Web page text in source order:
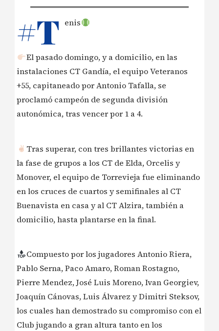
#T enis
El pasado domingo, y a domicilio, en las
instalaciones CT Gandía, el equipo Veteranos
+55, capitaneado por Antonio Tafalla, se
proclamó campeón de segunda división
autonómica, tras vencer por 1 a 4.
Tras superar, con tres brillantes victorias en
la fase de grupos a los CT de Elda, Orcelis y
Monover, el equipo de Torrevieja fue eliminando
en los cruces de cuartos y semifinales al CT
Buenavista en casa y al CT Alzira, también a
domicilio, hasta plantarse en la final.
Compuesto por los jugadores Antonio Riera,
Pablo Serna, Paco Amaro, Roman Rostagno,
Pierre Mendez, José Luis Moreno, Ivan Georgiev,
Joaquín Cánovas, Luis Álvarez y Dimitri Steksov,
los cuales han demostrado su compromiso con el
Club jugando a gran altura tanto en los